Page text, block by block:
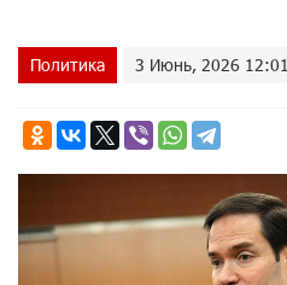
Политика 3 Июнь, 2026 12:01